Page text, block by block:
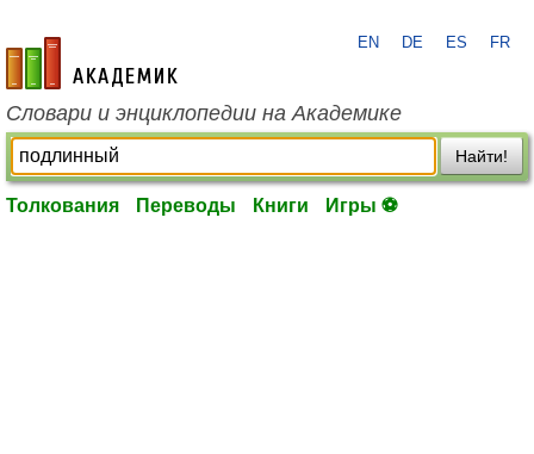
academic.ru
EN DE ES FR
Словари и энциклопедии на Академике
Найти!
Толкования Переводы Книги Игры ⚽